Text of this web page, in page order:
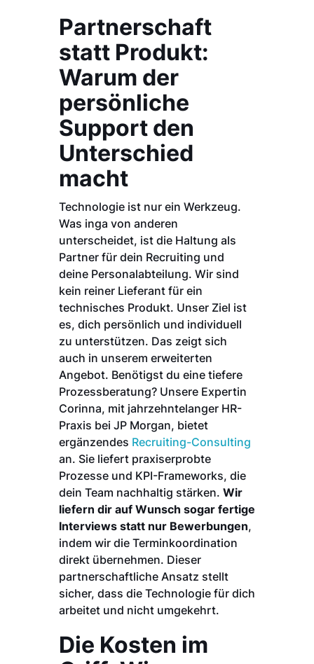
Partnerschaft
statt Produkt:
Warum der
persönliche
Support den
Unterschied
macht
Technologie ist nur ein Werkzeug.
Was inga von anderen
unterscheidet, ist die Haltung als
Partner für dein Recruiting und
deine Personalabteilung. Wir sind
kein reiner Lieferant für ein
technisches Produkt. Unser Ziel ist
es, dich persönlich und individuell
zu unterstützen. Das zeigt sich
auch in unserem erweiterten
Angebot. Benötigst du eine tiefere
Prozessberatung? Unsere Expertin
Corinna, mit jahrzehntelanger HR-
Praxis bei JP Morgan, bietet
ergänzendes Recruiting-Consulting
an. Sie liefert praxiserprobte
Prozesse und KPI-Frameworks, die
dein Team nachhaltig stärken. Wir
liefern dir auf Wunsch sogar fertige
Interviews statt nur Bewerbungen,
indem wir die Terminkoordination
direkt übernehmen. Dieser
partnerschaftliche Ansatz stellt
sicher, dass die Technologie für dich
arbeitet und nicht umgekehrt.
Die Kosten im